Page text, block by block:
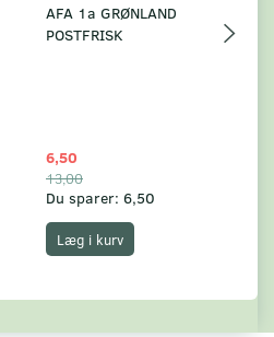
AFA 1a GRØNLAND
POSTFRISK
6,50
13,00
Du sparer: 6,50
Læg i kurv